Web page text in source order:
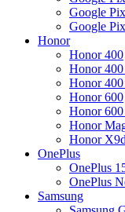
Google
Google
Honor
Honor 400
Honor
Honor
Honor 600
Honor
Honor
Honor X9d
OnePlus
OnePlus
OnePlus
Samsung